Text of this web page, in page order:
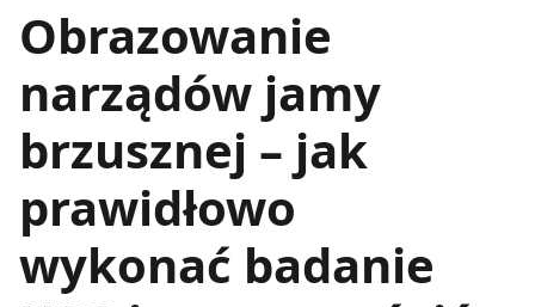
Obrazowanie
narządów jamy
brzusznej – jak
prawidłowo
wykonać badanie